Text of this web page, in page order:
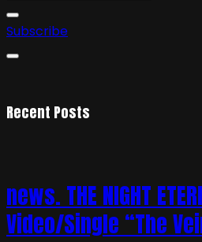
Subscribe
Recent Posts
news. THE NIGHT
Video/Single “The